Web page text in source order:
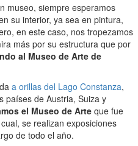
museo, siempre esperamos
su interior, ya sea en pintura,
en este caso, nos tropezamos
más por su estructura que por
al Museo de Arte de
a orillas del Lago Constanza,
países de Austria, Suiza y
el Museo de Arte que fue
se realizan exposiciones
de todo el año.